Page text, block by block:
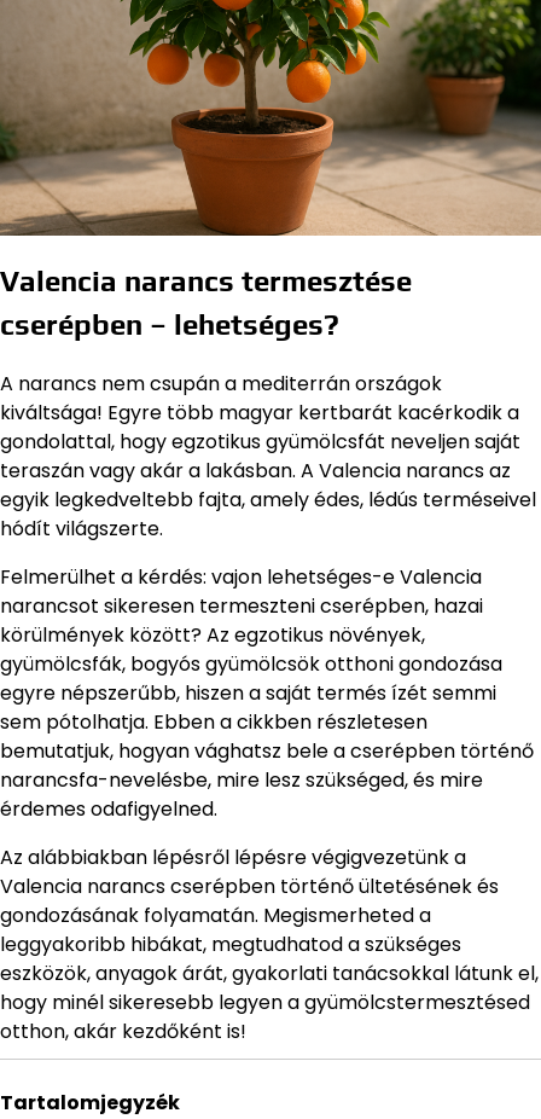
Valencia narancs termesztése
cserépben – lehetséges?
A narancs nem csupán a mediterrán országok
kiváltsága! Egyre több magyar kertbarát kacérkodik a
gondolattal, hogy egzotikus gyümölcsfát neveljen saját
teraszán vagy akár a lakásban. A Valencia narancs az
egyik legkedveltebb fajta, amely édes, lédús terméseivel
hódít világszerte.
Felmerülhet a kérdés: vajon lehetséges-e Valencia
narancsot sikeresen termeszteni cserépben, hazai
körülmények között? Az egzotikus növények,
gyümölcsfák, bogyós gyümölcsök otthoni gondozása
egyre népszerűbb, hiszen a saját termés ízét semmi
sem pótolhatja. Ebben a cikkben részletesen
bemutatjuk, hogyan vághatsz bele a cserépben történő
narancsfa-nevelésbe, mire lesz szükséged, és mire
érdemes odafigyelned.
Az alábbiakban lépésről lépésre végigvezetünk a
Valencia narancs cserépben történő ültetésének és
gondozásának folyamatán. Megismerheted a
leggyakoribb hibákat, megtudhatod a szükséges
eszközök, anyagok árát, gyakorlati tanácsokkal látunk el,
hogy minél sikeresebb legyen a gyümölcstermesztésed
otthon, akár kezdőként is!
Tartalomjegyzék